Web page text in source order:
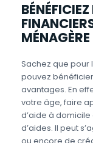
MÉNAGÈRE
Sachez que pour
pouvez
avantages. En
votre âge, faire
d’aide à
d’aides. Il peut